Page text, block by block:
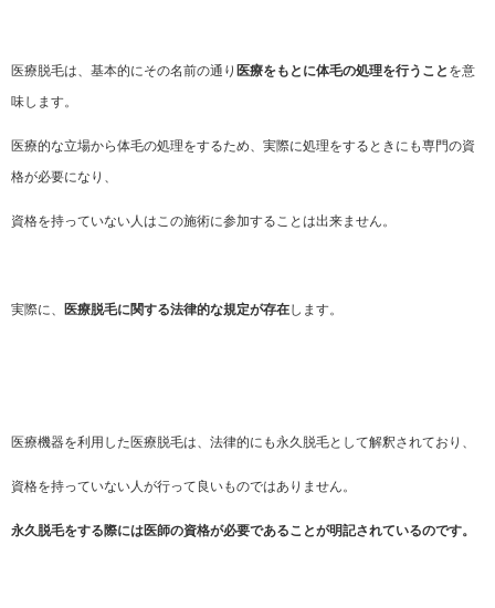
医療脱毛は、基本的にその名前の通り 医療をもとに体毛の処理を行うこと を意
味します。
医療的な立場から体毛の処理をするため、実際に処理をするときにも専門の資
格が必要になり、
資格を持っていない人はこの施術に参加することは出来ません。
実際に、 医療脱毛に関する法律的な規定が存在します。
医療機器を利用した医療脱毛は、法律的にも永久脱毛として解釈されており、
資格を持っていない人が行って良いものではありません。
永久脱毛をする際には医師の資格が必要であることが明記されているのです。